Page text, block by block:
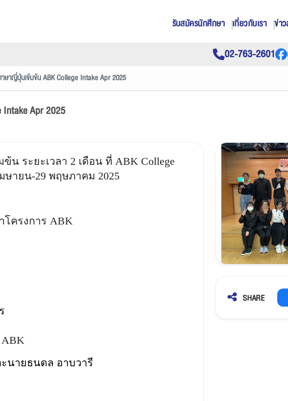
รับสมัครนักศึกษา เกี่ยวกับเรา ข่า
02-763-2601
าษาญี่ปุ่นเข้มข้น ABK College Intake Apr 2025
Intake Apr 2025
น ระยะเวลา 2 เดือน ที่ ABK College
ษายน-29 พฤษภาคม 2025
ครงการ ABK
นายธนดล อาบวาร
SHARE